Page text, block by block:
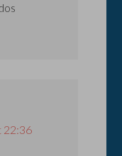
22:36